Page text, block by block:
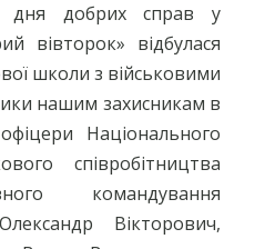
дня добрих справ у
вівторок» відбулася
школи з військовими
нашим захисникам в
Національного
співробітництва
командування
Вікторович,